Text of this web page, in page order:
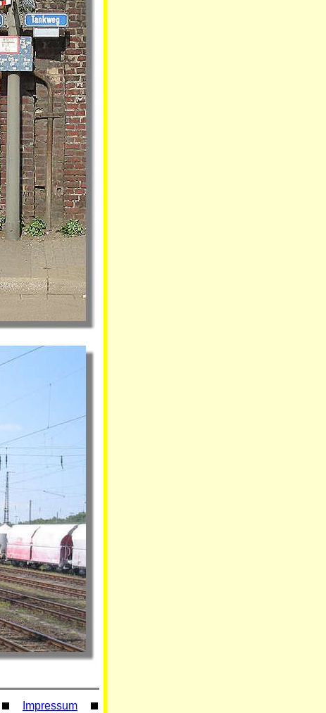
Impressum